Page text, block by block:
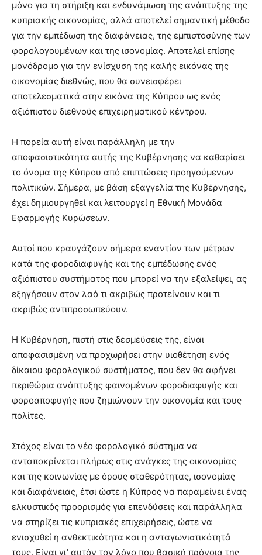
μόνο για τη στήριξη και ενδυνάμωση της ανάπτυξης της
κυπριακής οικονομίας, αλλά αποτελεί σημαντική μέθοδο
για την εμπέδωση της διαφάνειας, της εμπιστοσύνης των
φορολογουμένων και της ισονομίας. Αποτελεί επίσης
μονόδρομο για την ενίσχυση της καλής εικόνας της
οικονομίας διεθνώς, που θα συνεισφέρει
αποτελεσματικά στην εικόνα της Κύπρου ως ενός
αξιόπιστου διεθνούς επιχειρηματικού κέντρου.
Η πορεία αυτή είναι παράλληλη με την
αποφασιστικότητα αυτής της Κυβέρνησης να καθαρίσει
το όνομα της Κύπρου από επιπτώσεις προηγούμενων
πολιτικών. Σήμερα, με βάση εξαγγελία της Κυβέρνησης,
έχει δημιουργηθεί και λειτουργεί η Εθνική Μονάδα
Εφαρμογής Κυρώσεων.
Αυτοί που κραυγάζουν σήμερα εναντίον των μέτρων
κατά της φοροδιαφυγής και της εμπέδωσης ενός
αξιόπιστου συστήματος που μπορεί να την εξαλείψει, ας
εξηγήσουν στον λαό τι ακριβώς προτείνουν και τι
ακριβώς αντιπροσωπεύουν.
Η Κυβέρνηση, πιστή στις δεσμεύσεις της, είναι
αποφασισμένη να προχωρήσει στην υιοθέτηση ενός
δίκαιου φορολογικού συστήματος, που δεν θα αφήνει
περιθώρια ανάπτυξης φαινομένων φοροδιαφυγής και
φοροαποφυγής που ζημιώνουν την οικονομία και τους
πολίτες.
Στόχος είναι το νέο φορολογικό σύστημα να
ανταποκρίνεται πλήρως στις ανάγκες της οικονομίας
και της κοινωνίας με όρους σταθερότητας, ισονομίας
και διαφάνειας, έτσι ώστε η Κύπρος να παραμείνει ένας
ελκυστικός προορισμός για επενδύσεις και παράλληλα
να στηρίζει τις κυπριακές επιχειρήσεις, ώστε να
ενισχυθεί η ανθεκτικότητα και η ανταγωνιστικότητά
τους. Είναι γι’ αυτόν τον λόγο που βασική πρόνοια της